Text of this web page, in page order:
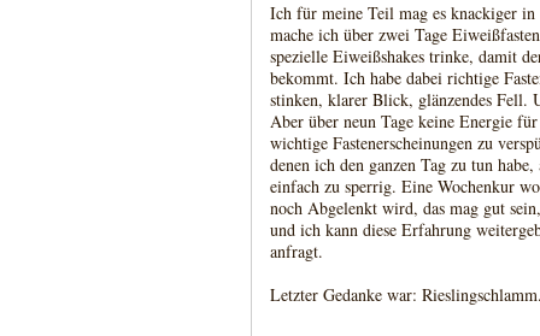
Ich für meine Teil mag es knackiger
mache ich über zwei Tage
spezielle Eiweißshakes trinke, damit
bekommt. Ich habe dabei richtige
stinken, klarer Blick, glänzendes Fell.
Aber über neun Tage keine Energie
wichtige Fastenerscheinungen zu
denen ich den ganzen Tag zu tun
einfach zu sperrig. Eine Wochenkur
noch Abgelenkt wird, das mag gut
und ich kann diese Erfahrung
anfragt.
Letzter Gedanke war: